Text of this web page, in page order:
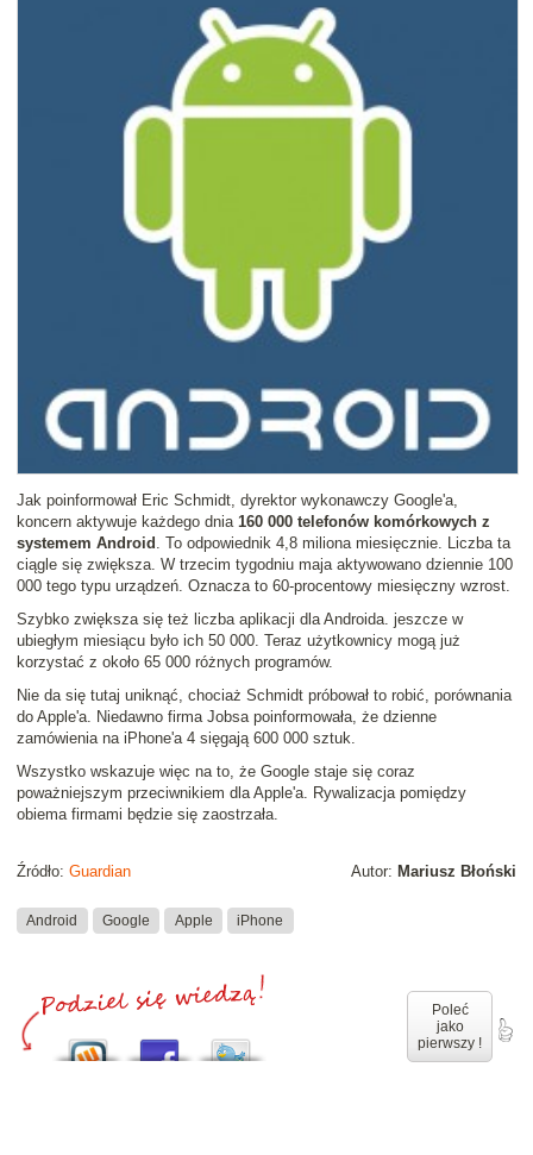
Jak poinformował Eric Schmidt, dyrektor wykonawczy Google'a,
koncern aktywuje każdego dnia 160 000 telefonów komórkowych z
systemem Android . To odpowiednik 4,8 miliona miesięcznie. Liczba ta
ciągle się zwiększa. W trzecim tygodniu maja aktywowano dziennie 100
000 tego typu urządzeń. Oznacza to 60-procentowy miesięczny wzrost.
Szybko zwiększa się też liczba aplikacji dla Androida. jeszcze w
ubiegłym miesiącu było ich 50 000. Teraz użytkownicy mogą już
korzystać z około 65 000 różnych programów.
Nie da się tutaj uniknąć, chociaż Schmidt próbował to robić, porównania
do Apple'a. Niedawno firma Jobsa poinformowała, że dzienne
zamówienia na iPhone'a 4 sięgają 600 000 sztuk.
Wszystko wskazuje więc na to, że Google staje się coraz
poważniejszym przeciwnikiem dla Apple'a. Rywalizacja pomiędzy
obiema firmami będzie się zaostrzała.
Autor: Mariusz Błoński
Źródło: Guardian
Android Google Apple iPhone
Poleć
jako
pierwszy !